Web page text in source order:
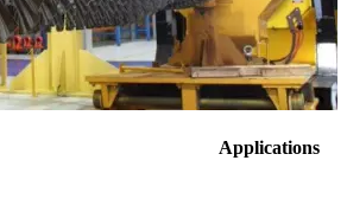
Applications